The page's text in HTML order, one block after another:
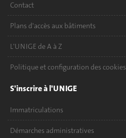
Contact
Plans d'accès aux bâtiments
L'UNIGE de A à Z
Politique et configuration des cookies
S'inscrire à l'UNIGE
Immatriculations
Démarches administratives